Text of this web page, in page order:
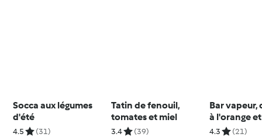
Socca aux légumes
d'été
4.5 (31)
Tatin de fenouil,
tomates et miel
3.4 (39)
Bar vapeur,
à l'orange
cresson
4.3 (21)